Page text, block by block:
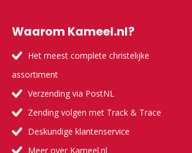
Waarom Kameel.nl?
Het meest complete christelijke
assortiment
Verzending via PostNL
Zending volgen met Track & Trace
Deskundige klantenservice
Meer over Kameel.nl